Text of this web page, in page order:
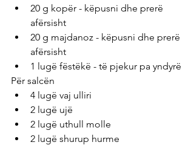
20 g kopër - këpusni dhe prerë
afërsisht
20 g majdanoz - këpusni dhe prerë
afërsisht
1 lugë fëstëkë - të pjekur pa yndyrë
Për salcën
4 lugë vaj ulliri
2 lugë ujë
2 lugë uthull molle
2 lugë shurup hurme